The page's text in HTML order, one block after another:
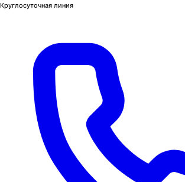
Круглосуточная линия